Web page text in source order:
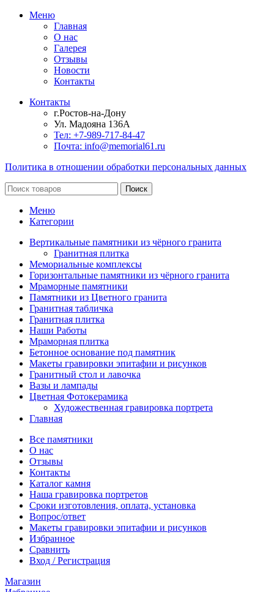
Меню
Главная
О нас
Галерея
Отзывы
Новости
Контакты
Контакты
г.Ростов-на-Дону
Ул. Мадояна 136А
Тел: +7-989-717-84-47
Почта: info@memorial61.ru
Политика в отношении обработки персональных данных
Поиск
Меню
Категории
Вертикальные памятники из чёрного гранита
Гранитная плитка
Мемориальные комплексы
Горизонтальные памятники из чёрного гранита
Мраморные памятники
Памятники из Цветного гранита
Гранитная табличка
Гранитная плитка
Наши Работы
Мраморная плитка
Бетонное основание под памятник
Макеты гравировки эпитафии и рисунков
Гранитный стол и лавочка
Вазы и лампады
Цветная Фотокерамика
Художественная гравировка портрета
Главная
Все памятники
О нас
Отзывы
Контакты
Каталог камня
Наша гравировка портретов
Сроки изготовления, оплата, установка
Вопрос/ответ
Макеты гравировки эпитафии и рисунков
Избранное
Сравнить
Вход / Регистрация
Магазин